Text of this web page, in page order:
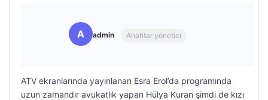
A admin Anahtar yönetici
ATV ekranlarında yayınlanan Esra Erol’da programında
uzun zamandır avukatlık yapan Hülya Kuran şimdi de kızı